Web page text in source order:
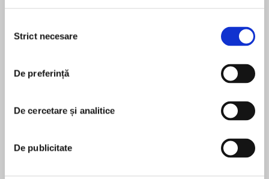
consimțământului
Strict necesare
De preferință
De cercetare și analitice
De publicitate
No Shadows in the Desert reveals the untold
story of the behind-the-scenes fight against
ultimately fought in the alleyways and open
deserts of the Middle Eastern battlefield by
spies and soldiers. Samuel M. Katz draws upon
his sources within the global intelligence and
international special operations and espionage
fraternity, to tell the story of the covert
În acest moment nu există recenzii
Samuel M. Katz
Samuel M. Katz is an internationally recognized
expert on Middle East security issues,